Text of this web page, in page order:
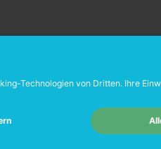
www.tonerhersteller.de